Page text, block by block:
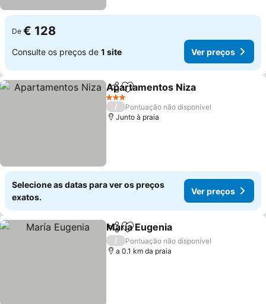
De € 128
Consulte os preços de 1 site Ver preços
PartilharAdicionar aos favoritos
Apartamentos Niza
3 Estrelas
/
Pontuação não disponível
Junto à praia
Selecione as datas para ver os preços
exatos.
Ver preços
PartilharAdicionar aos favoritos
María Eugenia
/
Pontuação não disponível
a 0.1 km da praia